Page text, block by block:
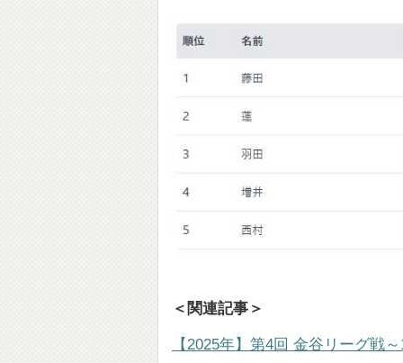
＜関連記事＞
【2025年】第4回 金谷リーグ戦